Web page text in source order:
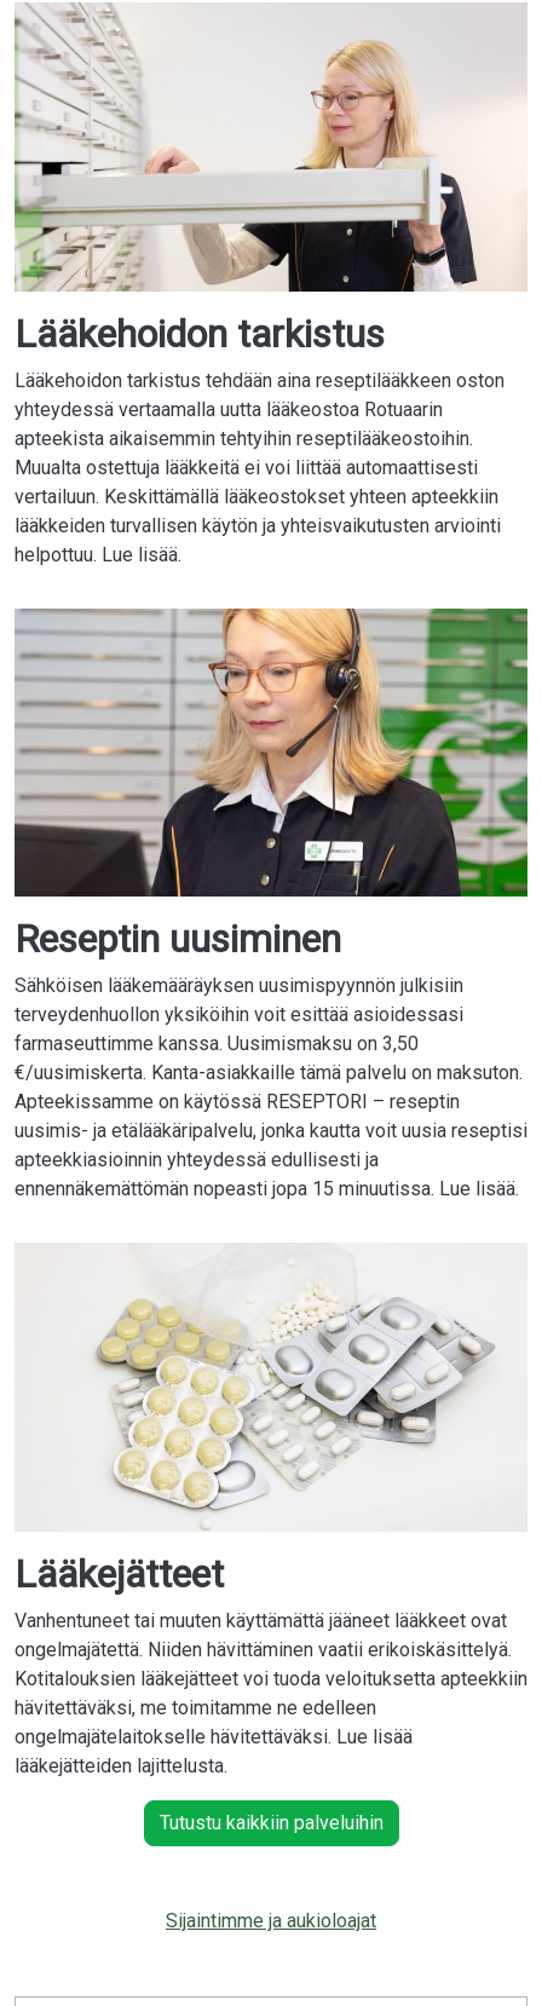
Lääkehoidon tarkistus
Lääkehoidon tarkistus tehdään aina reseptilääkkeen oston
yhteydessä vertaamalla uutta lääkeostoa Rotuaarin
apteekista aikaisemmin tehtyihin reseptilääkeostoihin.
Muualta ostettuja lääkkeitä ei voi liittää automaattisesti
vertailuun. Keskittämällä lääkeostokset yhteen apteekkiin
lääkkeiden turvallisen käytön ja yhteisvaikutusten arviointi
helpottuu. Lue lisää.
Reseptin uusiminen
Sähköisen lääkemääräyksen uusimispyynnön julkisiin
terveydenhuollon yksiköihin voit esittää asioidessasi
farmaseuttimme kanssa. Uusimismaksu on 3,50
€/uusimiskerta. Kanta-asiakkaille tämä palvelu on maksuton.
Apteekissamme on käytössä RESEPTORI – reseptin
uusimis- ja etälääkäripalvelu, jonka kautta voit uusia reseptisi
apteekkiasioinnin yhteydessä edullisesti ja
ennennäkemättömän nopeasti jopa 15 minuutissa. Lue lisää.
Lääkejätteet
Vanhentuneet tai muuten käyttämättä jääneet lääkkeet ovat
ongelmajätettä. Niiden hävittäminen vaatii erikoiskäsittelyä.
Kotitalouksien lääkejätteet voi tuoda veloituksetta apteekkiin
hävitettäväksi, me toimitamme ne edelleen
ongelmajätelaitokselle hävitettäväksi. Lue lisää
lääkejätteiden lajittelusta.
Tutustu kaikkiin palveluihin
Sijaintimme ja aukioloajat